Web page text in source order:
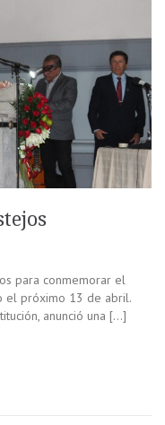
para conmemorar el
el próximo 13 de abril.
anunció una […]